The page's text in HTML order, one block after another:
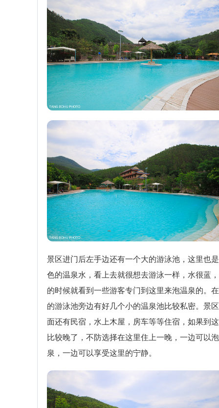
景区进门后左手边还有一个大的游泳池，这里也
色的温泉水，看上去就很想去游泳一样，水很蓝
的时候就看到一些游客专门到这里来泡温泉的。
的游泳池旁边有好几个小的温泉池比较私密。景
面还有民宿，水上木屋，房车等等住宿，如果到
比较晚了，不防选择在这里住上一晚，一边可以
泉，一边可以享受这里的宁静。